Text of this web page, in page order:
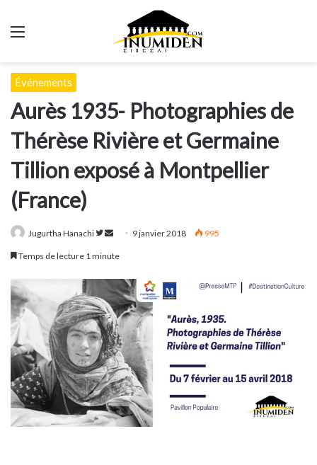
Menu
Événements
Aurès 1935- Photographies de
Thérèse Rivière et Germaine
Tillion exposé à Montpellier
(France)
Jugurtha Hanachi
Suivre
Envoyer9 janvier 2018 995
Temps de lecture 1 minute